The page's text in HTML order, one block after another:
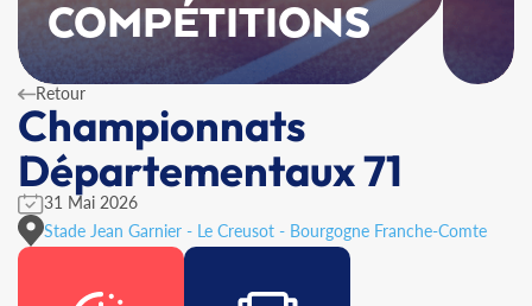
COMPÉTITIONS
Retour
Championnats
Départementaux 71
31 Mai 2026
Stade Jean Garnier - Le Creusot - Bourgogne Franche-Comte